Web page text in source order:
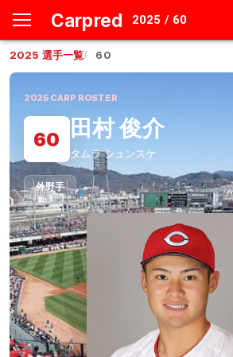
Carpred 2025 / 60
2025 選手一覧 60
2025 CARP ROSTER
60 田村 俊介
タムラ シュンスケ
外野手